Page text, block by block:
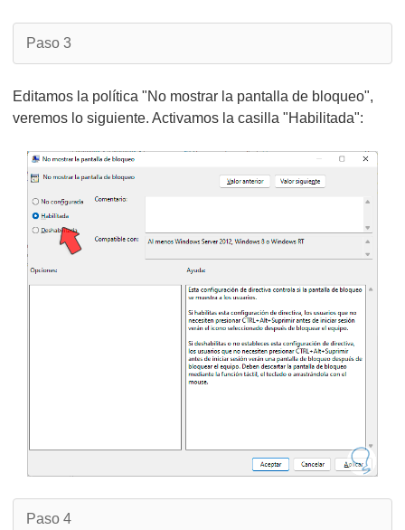
Paso 3
Editamos la política "No mostrar la pantalla de bloqueo",
veremos lo siguiente. Activamos la casilla "Habilitada":
Paso 4